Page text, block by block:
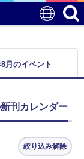
月のイベント
刊カレンダー
絞り込み解除